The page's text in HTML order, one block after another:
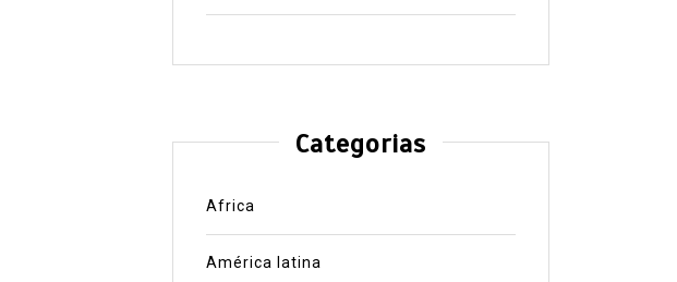
Categorias
Africa
América latina